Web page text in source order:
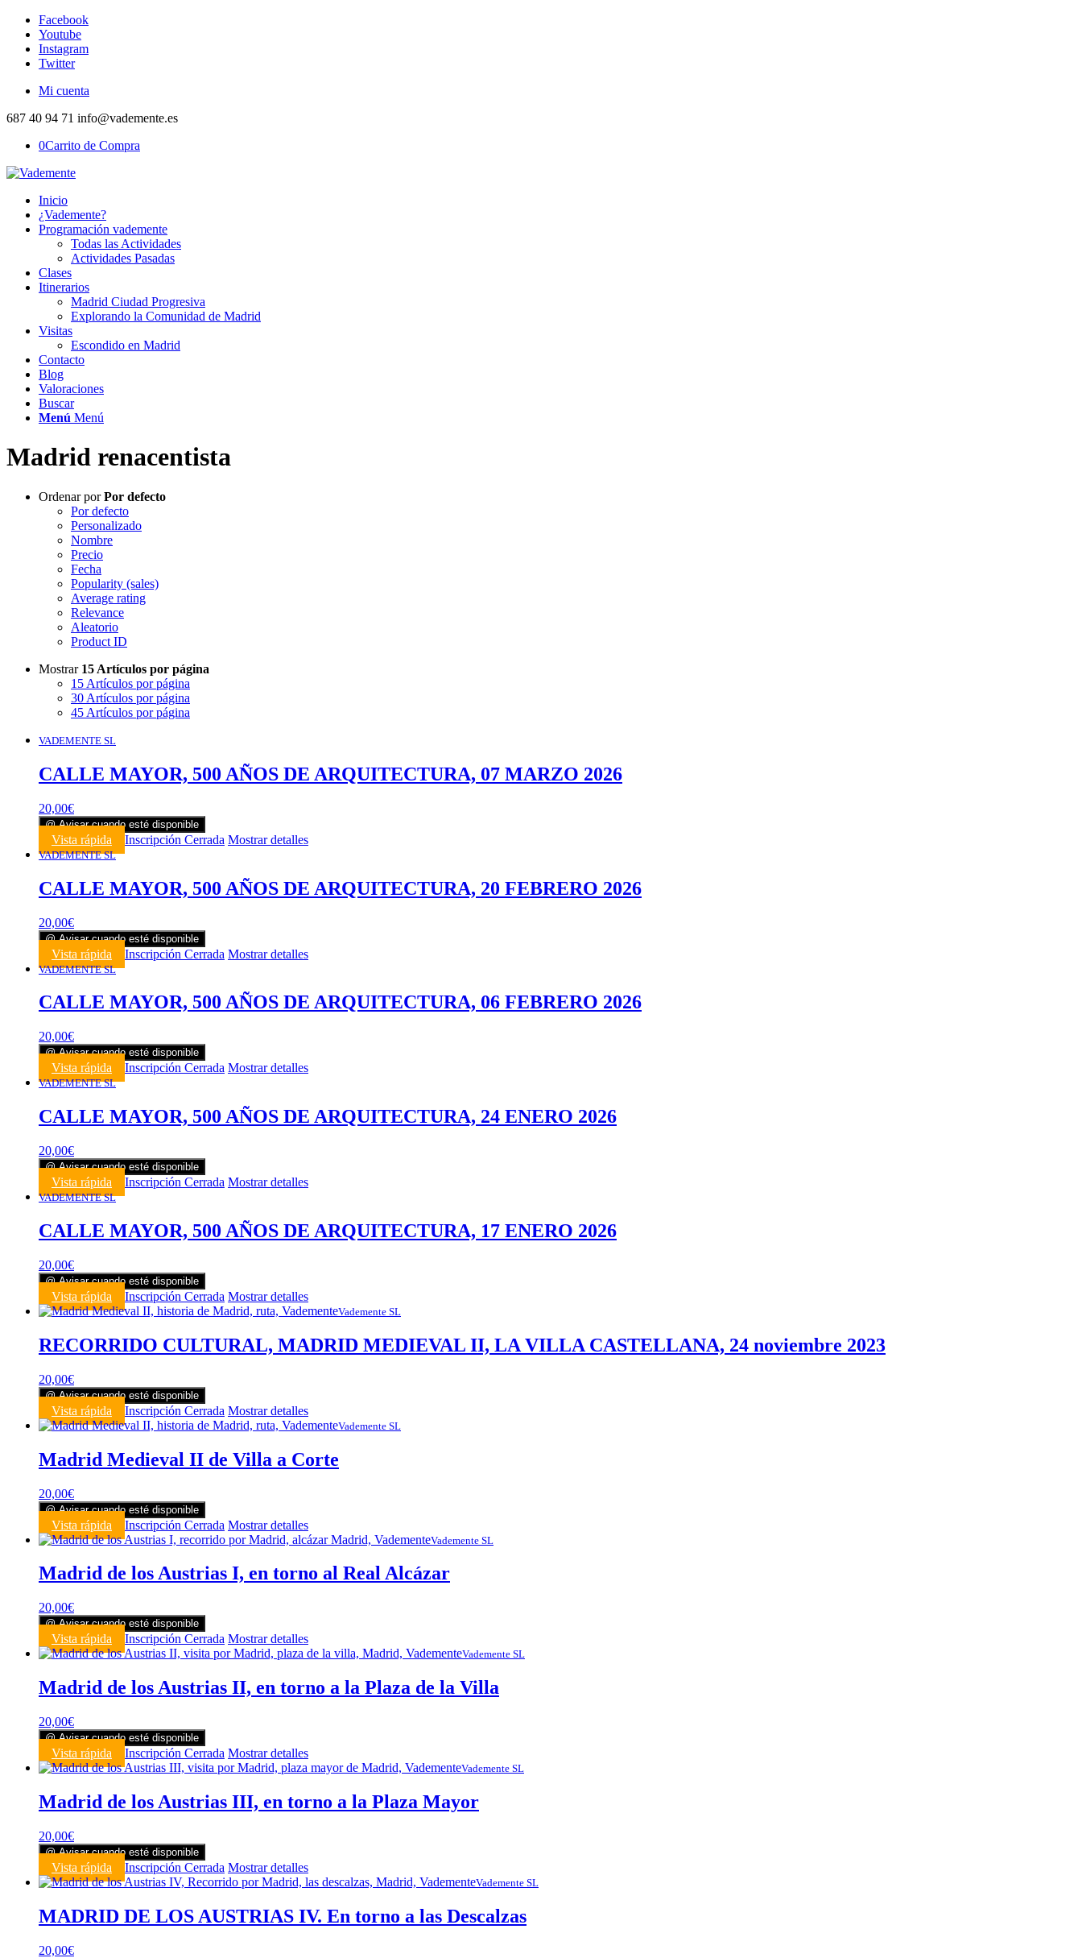
Facebook
Youtube
Instagram
Twitter
Mi cuenta
687 40 94 71 info@vademente.es
0Carrito de Compra
Inicio
¿Vademente?
Programación vademente
Todas las Actividades
Actividades Pasadas
Clases
Itinerarios
Madrid Ciudad Progresiva
Explorando la Comunidad de Madrid
Visitas
Escondido en Madrid
Contacto
Blog
Valoraciones
Buscar
Menú Menú
Madrid renacentista
Ordenar porPor defecto
Por defecto
Personalizado
Nombre
Precio
Fecha
Popularity (sales)
Average rating
Relevance
Aleatorio
Product ID
Mostrar 15 Artículos por página
15 Artículos por página
30 Artículos por página
45 Artículos por página
VADEMENTE SL
CALLE MAYOR, 500 AÑOS DE ARQUITECTURA, 07 MARZO 2026
20,00€
@ Avisar cuando esté disponible
Vista rápida Inscripción Cerrada Mostrar detalles
VADEMENTE SL
CALLE MAYOR, 500 AÑOS DE ARQUITECTURA, 20 FEBRERO 2026
20,00€
@ Avisar cuando esté disponible
Vista rápida Inscripción Cerrada Mostrar detalles
VADEMENTE SL
CALLE MAYOR, 500 AÑOS DE ARQUITECTURA, 06 FEBRERO 2026
20,00€
@ Avisar cuando esté disponible
Vista rápida Inscripción Cerrada Mostrar detalles
VADEMENTE SL
CALLE MAYOR, 500 AÑOS DE ARQUITECTURA, 24 ENERO 2026
20,00€
@ Avisar cuando esté disponible
Vista rápida Inscripción Cerrada Mostrar detalles
VADEMENTE SL
CALLE MAYOR, 500 AÑOS DE ARQUITECTURA, 17 ENERO 2026
20,00€
@ Avisar cuando esté disponible
Vista rápida Inscripción Cerrada Mostrar detalles
Vademente SL
RECORRIDO CULTURAL, MADRID MEDIEVAL II, LA VILLA CASTELLANA, 24 noviembre 2023
20,00€
@ Avisar cuando esté disponible
Vista rápida Inscripción Cerrada Mostrar detalles
Vademente SL
Madrid Medieval II de Villa a Corte
20,00€
@ Avisar cuando esté disponible
Vista rápida Inscripción Cerrada Mostrar detalles
Vademente SL
Madrid de los Austrias I, en torno al Real Alcázar
20,00€
@ Avisar cuando esté disponible
Vista rápida Inscripción Cerrada Mostrar detalles
Vademente SL
Madrid de los Austrias II, en torno a la Plaza de la Villa
20,00€
@ Avisar cuando esté disponible
Vista rápida Inscripción Cerrada Mostrar detalles
Vademente SL
Madrid de los Austrias III, en torno a la Plaza Mayor
20,00€
@ Avisar cuando esté disponible
Vista rápida Inscripción Cerrada Mostrar detalles
Vademente SL
MADRID DE LOS AUSTRIAS IV. En torno a las Descalzas
20,00€